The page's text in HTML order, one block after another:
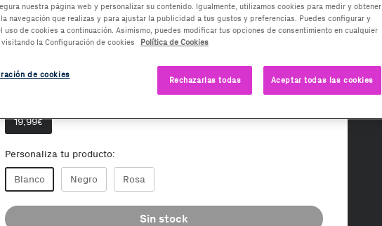
Fitbit Inspire 2
19,99
19,99€
Personaliza tu producto:
Blanco Negro Rosa
Sin stock
nuestra página web y personalizar su contenido. Igualmente, utilizamos cookies para medir y obtener
navegación que realizas y para ajustar la publicidad a tus gustos y preferencias. Puedes configurar y
uso de cookies a continuación. Asimismo, puedes modificar tus opciones de consentimiento en cualquier
visitando la Configuración de cookies
Política de Cookies
Rechazarlas todas Aceptar todas las cookies
de cookies